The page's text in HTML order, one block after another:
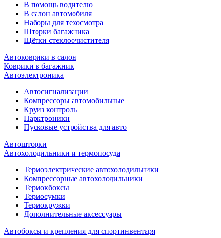
В помощь водителю
В салон автомобиля
Наборы для техосмотра
Шторки багажника
Щётки стеклоочистителя
Автоковрики в салон
Коврики в багажник
Автоэлектроника
Автосигнализации
Компрессоры автомобильные
Круиз контроль
Парктроники
Пусковые устройства для авто
Автошторки
Автохолодильники и термопосуда
Термоэлектрические автохолодильники
Компрессорные автохолодильники
Термокбоксы
Термосумки
Термокружки
Дополнительные аксессуары
Автобоксы и крепления для спортинвентаря